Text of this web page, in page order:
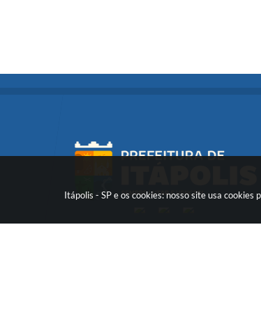
Itápolis - SP e os cookies: nosso site usa